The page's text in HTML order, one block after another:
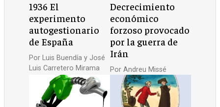
1936 El
experimento
autogestionario
de España
Por Luis Buendía y José
Luis Carretero Mirama
Decrecimiento
económico
forzoso provocado
por la guerra de
Irán
Por Andreu Missé